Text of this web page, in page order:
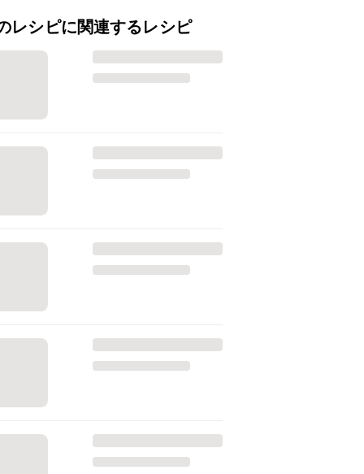
レシピに関連するレシピ